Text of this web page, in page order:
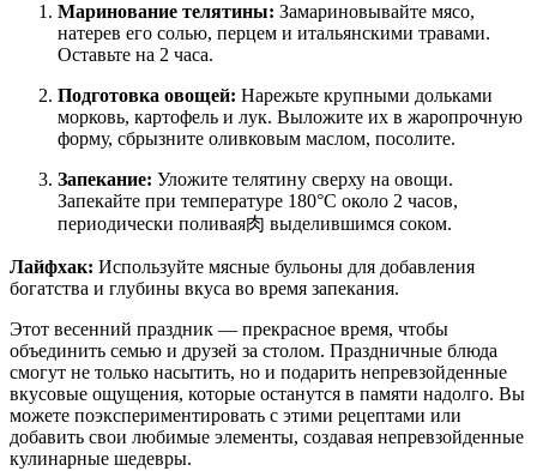
Маринование телятины: Замариновывайте мясо,
натерев его солью, перцем и итальянскими травами.
Оставьте на 2 часа.
Подготовка овощей: Нарежьте крупными дольками
морковь, картофель и лук. Выложите их в жаропрочную
форму, сбрызните оливковым маслом, посолите.
Запекание: Уложите телятину сверху на овощи.
Запекайте при температуре 180°C около 2 часов,
периодически поливая肉 выделившимся соком.
Лайфхак: Используйте мясные бульоны для добавления
богатства и глубины вкуса во время запекания.
Этот весенний праздник — прекрасное время, чтобы
объединить семью и друзей за столом. Праздничные блюда
смогут не только насытить, но и подарить непревзойденные
вкусовые ощущения, которые останутся в памяти надолго. Вы
можете поэкспериментировать с этими рецептами или
добавить свои любимые элементы, создавая непревзойденные
кулинарные шедевры.